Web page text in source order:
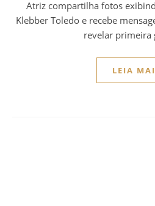
Atriz compartilha fotos exibindo a barriga ao lado de
Klebber Toledo e recebe
revelar primeira
LEIA